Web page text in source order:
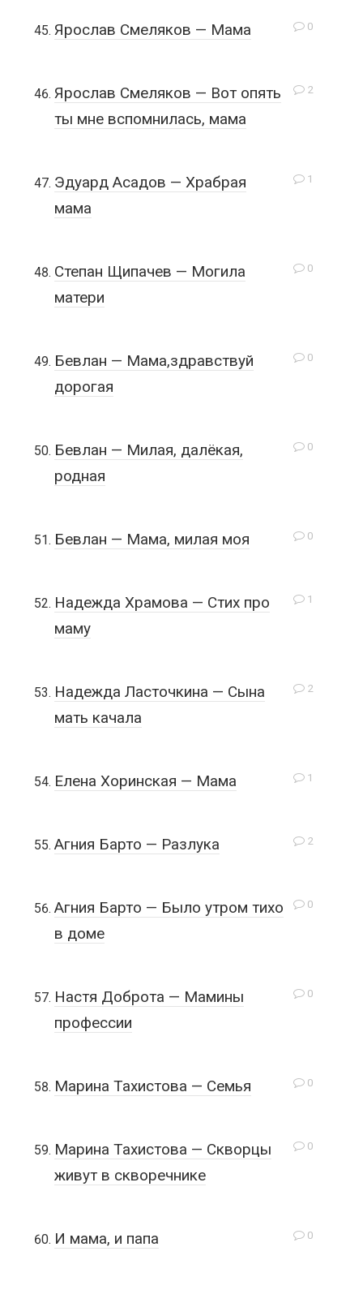
0
Ярослав Смеляков — Мама
2
Ярослав Смеляков — Вот опять
ты мне вспомнилась, мама
1
Эдуард Асадов — Храбрая
мама
0
Степан Щипачев — Могила
матери
0
Бевлан — Мама,здравствуй
дорогая
0
Бевлан — Милая, далёкая,
родная
0
Бевлан — Мама, милая моя
1
Надежда Храмова — Стих про
маму
2
Надежда Ласточкина — Сына
мать качала
1
Елена Хоринская — Мама
2
Агния Барто — Разлука
0
Агния Барто — Было утром тихо
в доме
0
Настя Доброта — Мамины
профессии
0
Марина Тахистова — Семья
0
Марина Тахистова — Скворцы
живут в скворечнике
0
И мама, и папа